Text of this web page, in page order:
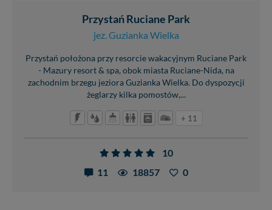
Przystań Ruciane Park
jez. Guzianka Wielka
Przystań położona przy resorcie wakacyjnym Ruciane Park
- Mazury resort & spa, obok miasta Ruciane-Nida, na
zachodnim brzegu jeziora Guzianka Wielka. Do dyspozycji
żeglarzy kilka pomostów,...
+ 11
10
11
18857 0